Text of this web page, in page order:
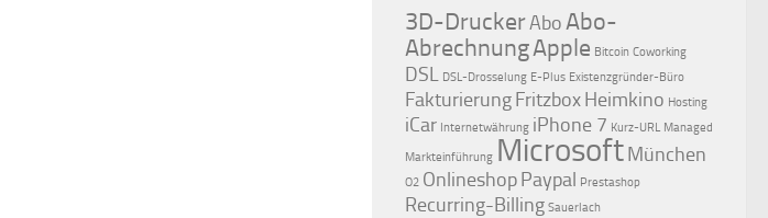
3D-DruckerAbo Abo-
AbrechnungApple Bitcoin Coworking
DSL DSL-Drosselung E-Plus Existenzgründer-Büro
Fakturierung Fritzbox Heimkino Hosting
iCar Internetwährung iPhone 7 Kurz-URL Managed
Markteinführung Microsoft München
O2 Onlineshop Paypal Prestashop
Recurring-Billing Sauerlach